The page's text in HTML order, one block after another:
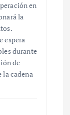
en
la
espera
durante
de
la cadena